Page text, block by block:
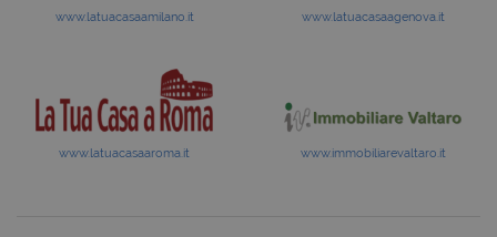
www.latuacasaamilano.it www.latuacasaagenova.it
www.latuacasaaroma.it www.immobiliarevaltaro.it